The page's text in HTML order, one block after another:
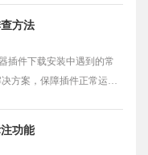
方法
插件下载安装中遇到的常
方案，保障插件正常运行
功能